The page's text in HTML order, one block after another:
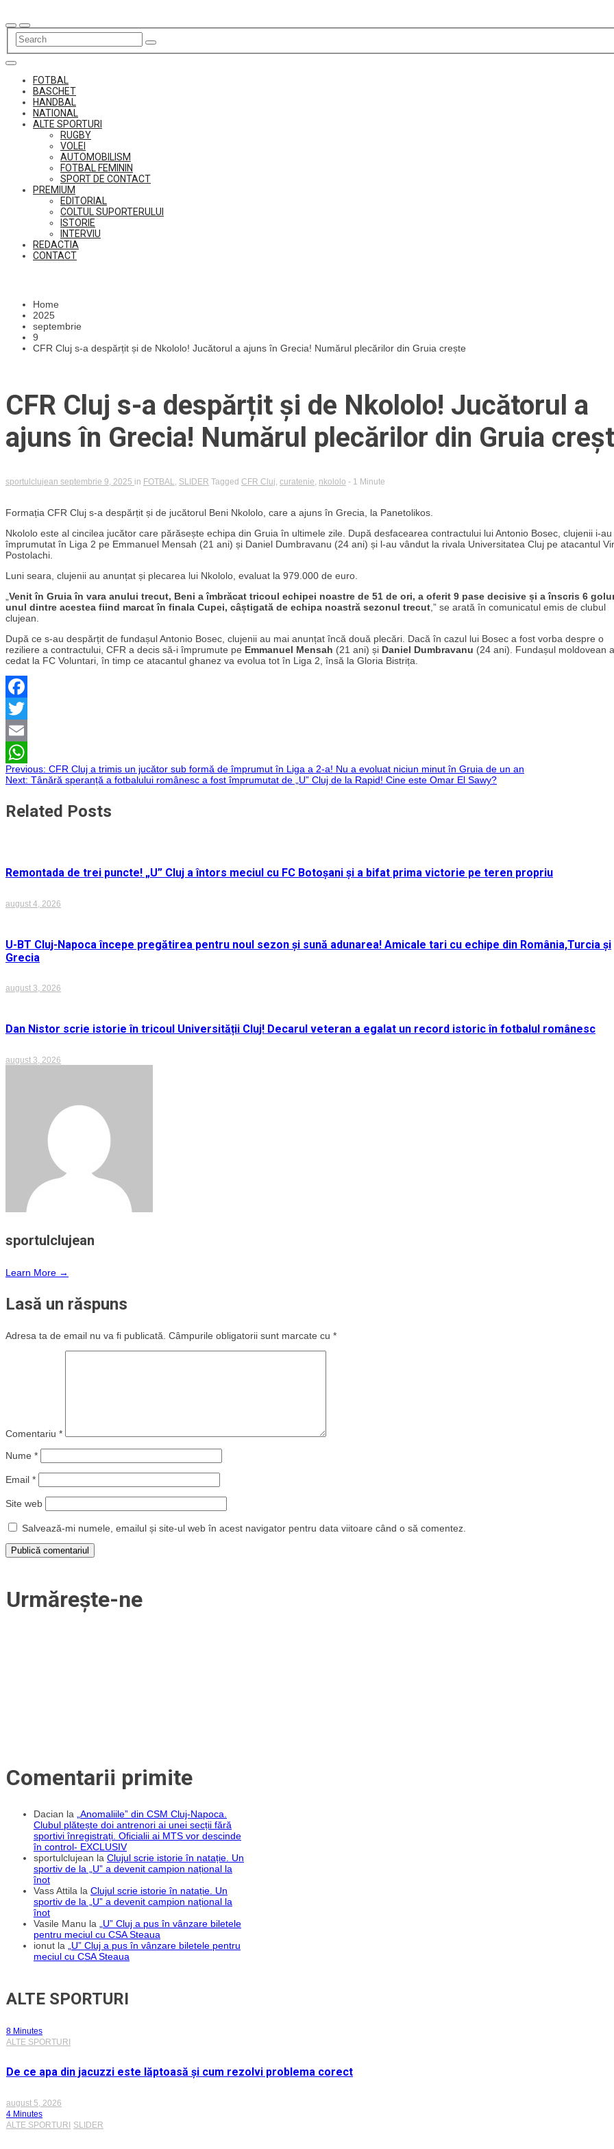
to
content
FOTBAL
BASCHET
HANDBAL
NATIONAL
ALTE SPORTURI
RUGBY
VOLEI
AUTOMOBILISM
FOTBAL FEMININ
SPORT DE CONTACT
PREMIUM
EDITORIAL
COLTUL SUPORTERULUI
ISTORIE
INTERVIU
REDACTIA
CONTACT
Home
2025
septembrie
9
CFR Cluj s-a despărțit și de Nkololo! Jucătorul a ajuns în Grecia! Numărul plecărilor din Gruia crește
CFR Cluj s-a despărțit și de Nkololo! Jucătorul a
ajuns în Grecia! Numărul plecărilor din Gruia
sportulclujean septembrie 9, 2025 in FOTBAL SLIDER Tagged CFR Cluj curatenie nkololo - 1 Minute
Formația CFR Cluj s-a despărțit și de jucătorul Beni Nkololo, care a ajuns în Grecia, la Panetolikos.
Nkololo este al cincilea jucător care părăsește echipa din Gruia în ultimele zile. După desfacearea contractului lui Antonio Bosec, clujenii i-au
împrumutat în Liga 2 pe Emmanuel Mensah (21 ani) și Daniel Dumbravanu (24 ani) și l-au vândut la rivala Universitatea Cluj pe atacantul
Postolachi.
Luni seara, clujenii au anunțat și plecarea lui Nkololo, evaluat la 979.000 de euro.
Venit în Gruia în vara anului trecut, Beni a îmbrăcat tricoul echipei noastre de 51 de ori, a oferit 9 pase decisive și a înscris 6
unul dintre acestea fiind marcat în finala Cupei, câștigată de echipa noastră sezonul trecut ,” se arată în comunicatul emis de clubul
clujean.
După ce s-au despărțit de fundașul Antonio Bosec, clujenii au mai anunțat încă două plecări. Dacă în cazul lui Bosec a fost vorba despre o
reziliere a contractului, CFR a decis să-i împrumute pe Emmanuel Mensah (21 ani) și Daniel Dumbravanu (24 ani). Fundașul moldovean
cedat la FC Voluntari, în timp ce atacantul ghanez va evolua tot în Liga 2, însă la Gloria Bistrița.
Facebook
Twitter
Email
WhatsApp
Navigare
în
Previous: CFR Cluj a trimis un jucător sub formă de împrumut în Liga a 2-a! Nu a evoluat niciun minut în Gruia de un an
Next: Tânără speranță a fotbalului românesc a fost împrumutat de „U” Cluj de la Rapid! Cine este Omar El Sawy?
Related Posts
Remontada de trei puncte! „U” Cluj a întors meciul cu FC Botoșani și a bifat prima victorie pe teren propriu
august 4, 2026
U-BT Cluj-Napoca începe pregătirea pentru noul sezon și sună adunarea! Amicale tari cu echipe din România,Turcia și
Grecia
august 3, 2026
Dan Nistor scrie istorie în tricoul Universității Cluj! Decarul veteran a egalat un record istoric în fotbalul românesc
august 3, 2026
sportulclujean
Learn More →
Lasă un răspuns
Adresa ta de email nu va fi publicată. Câmpurile obligatorii sunt marcate cu *
Comentariu *
Nume *
Email *
Site web
Salvează-mi numele, emailul și site-ul web în acest navigator pentru data viitoare când o să comentez.
Urmărește-ne
Comentarii primite
Dacian la „Anomaliile” din CSM Cluj-Napoca.
Clubul plătește doi antrenori ai unei secții fără
sportivi înregistrați. Oficialii ai MTS vor descinde
în control- EXCLUSIV
sportulclujean la Clujul scrie istorie în natație. Un
sportiv de la „U” a devenit campion național la
înot
Vass Attila la Clujul scrie istorie în natație. Un
sportiv de la „U” a devenit campion național la
înot
Vasile Manu la „U” Cluj a pus în vânzare biletele
pentru meciul cu CSA Steaua
ionut la „U” Cluj a pus în vânzare biletele pentru
meciul cu CSA Steaua
ALTE SPORTURI
8 Minutes
ALTE SPORTURI
De ce apa din jacuzzi este lăptoasă și cum rezolvi problema corect
august 5, 2026
4 Minutes
ALTE SPORTURI SLIDER